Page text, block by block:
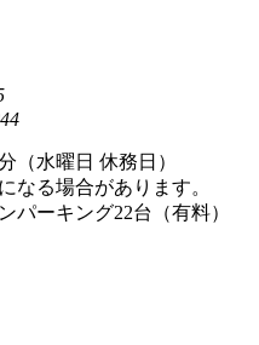
（水曜日 休務日）
なる場合があります。
パーキング22台（有料）